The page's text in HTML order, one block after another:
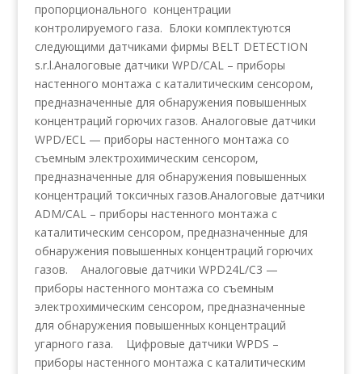
пропорционального концентрации
контролируемого газа. Блоки комплектуются
следующими датчиками фирмы BELT DETECTION
s.r.l.Аналоговые датчики WPD/CAL – приборы
настенного монтажа с каталитическим сенсором,
предназначенные для обнаружения повышенных
концентраций горючих газов. Аналоговые датчики
WPD/ECL — приборы настенного монтажа со
съемным электрохимическим сенсором,
предназначенные для обнаружения повышенных
концентраций токсичных газов.Аналоговые датчики
ADM/CAL – приборы настенного монтажа с
каталитическим сенсором, предназначенные для
обнаружения повышенных концентраций горючих
газов. Аналоговые датчики WPD24L/C3 —
приборы настенного монтажа со съемным
электрохимическим сенсором, предназначенные
для обнаружения повышенных концентраций
угарного газа. Цифровые датчики WPDS –
приборы настенного монтажа с каталитическим